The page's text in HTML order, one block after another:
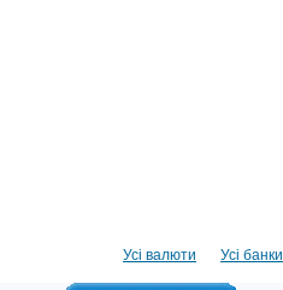
Усі банки
Усі валюти